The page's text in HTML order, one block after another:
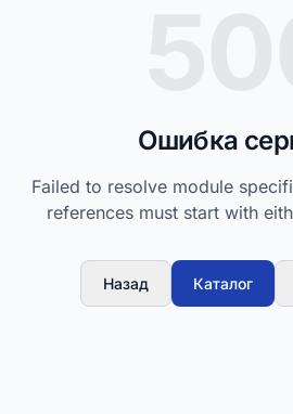
Ошибка
Failed to resolve module
references must start with
Назад Каталог